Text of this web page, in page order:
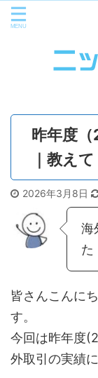
昨年度
｜教え
2026年3月8日
海
た
皆さんこんに
す。
今回は昨年度
外取引の実績